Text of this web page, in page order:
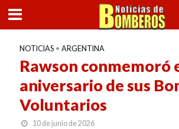
NOTICIAS • ARGENTINA
Rawson conmemoró
aniversario de sus
Voluntarios
10 de junio de 2026